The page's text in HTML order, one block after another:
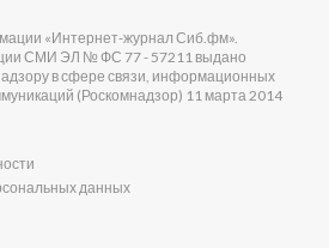
«Интернет-журнал Сиб.фм».
СМИ ЭЛ № ФС 77 - 57211 выдано
в сфере связи, информационных
(Роскомнадзор) 11 марта 2014
данных